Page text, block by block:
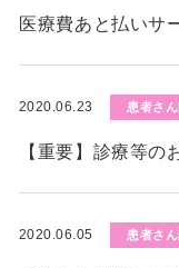
医療費あと払いサ
2020.06.23 患者さ
【重要】診療等の
2020.06.05 患者さ